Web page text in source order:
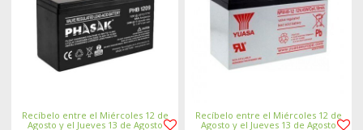
Recíbelo entre el Miércoles 12 de
Agosto y el Jueves 13 de Agosto
Recíbelo entre el Miércoles 12 de
Agosto y el Jueves 13 de Agosto